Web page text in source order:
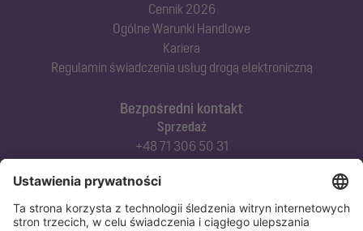
Bezpośredni kontakt
Sprzedaż
+48 71 306 50 31
Doradztwo techniczne
Cennik 2026
Ogólne Warunki Handlowe
Kariera
Regulamin świadczenia usług drogą elektroniczną